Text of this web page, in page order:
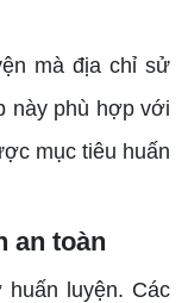
mà địa chỉ sử
này phù hợp với
mục tiêu huấn
an toàn
luyện. Các